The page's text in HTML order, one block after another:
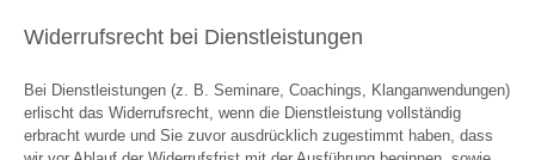
Widerrufsrecht bei Dienstleistungen
Bei Dienstleistungen (z. B. Seminare, Coachings, Klanganwendungen)
erlischt das Widerrufsrecht, wenn die Dienstleistung vollständig
erbracht wurde und Sie zuvor ausdrücklich zugestimmt haben, dass